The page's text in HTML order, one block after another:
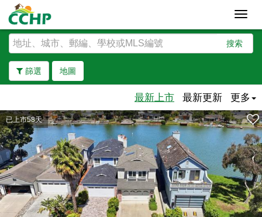
搜索
篩選 地圖
去除邊界
最新上市 最新更新 更多
已上市58天